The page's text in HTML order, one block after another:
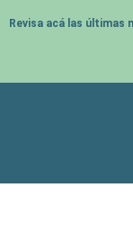
Revisa acá las últimas